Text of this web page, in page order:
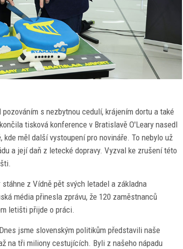
s nezbytnou cedulí, krájením dortu a také
tisková konference v Bratislavě O'Leary nasedl
měl další vystoupení pro novináře. To nebylo už
a její daň z letecké dopravy. Vyzval ke zrušení této
z Vídně pět svých letadel a základna
média přinesla zprávu, že 120 zaměstnanců
letišti přijde o práci.
jsme slovenským politikům představili naše
na tři miliony cestujících. Byli z našeho nápadu